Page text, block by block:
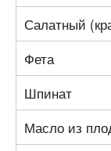
Салатный
Фета
Шпинат
Масло из